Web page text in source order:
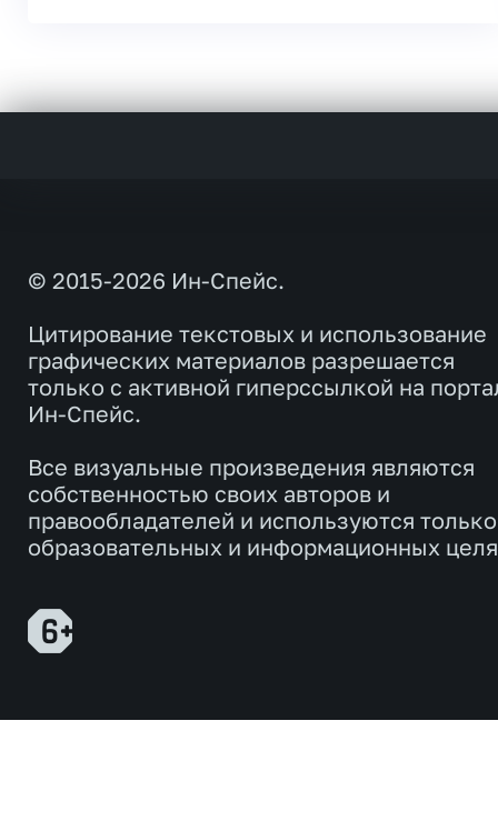
© 2015-2026 Ин-Спейс.
Цитирование текстовых и использование
графических материалов разрешается
только с активной гиперссылкой на
Ин-Спейс.
Все визуальные произведения являются
собственностью своих авторов и
правообладателей и используются
образовательных и информационных